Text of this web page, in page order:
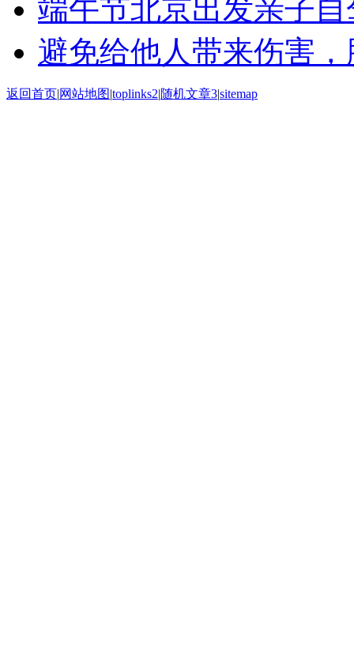
端午节北京出发亲子
避免给他人带来伤害
返回首页|网站地图|toplinks2|随机文章3|sitemap